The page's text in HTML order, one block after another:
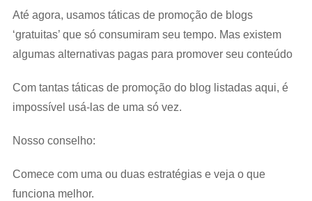
Até agora, usamos táticas de promoção de blogs
‘gratuitas’ que só consumiram seu tempo. Mas existem
algumas alternativas pagas para promover seu conteúdo
Com tantas táticas de promoção do blog listadas aqui, é
impossível usá-las de uma só vez.
Nosso conselho:
Comece com uma ou duas estratégias e veja o que
funciona melhor.